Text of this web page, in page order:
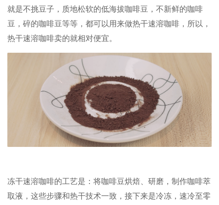
就是不挑豆子，质地松软的低海拔咖啡豆，不新鲜的咖啡
豆，碎的咖啡豆等等，都可以用来做热干速溶咖啡，所以，
热干速溶咖啡卖的就相对便宜。
冻干速溶咖啡的工艺是：将咖啡豆烘焙、研磨，制作咖啡萃
取液，这些步骤和热干技术一致，接下来是冷冻，速冷至零